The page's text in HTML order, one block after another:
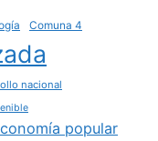
Comuna 4
nacional
popular